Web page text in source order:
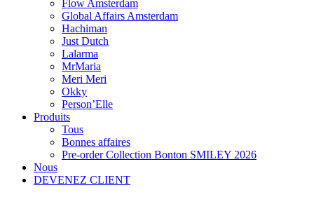
Flow Amsterdam
Global Affairs Amsterdam
Hachiman
Just Dutch
Lalarma
MrMaria
Meri Meri
Okky
Person’Elle
Produits
Tous
Bonnes affaires
Pre-order Collection Bonton SMILEY 2026
Nous
DEVENEZ CLIENT